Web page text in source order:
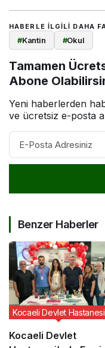
HABERLE ILGILI DAHA
#Kantin #Okul
Tamamen
Abone
Yeni haberlerden
ve ücretsiz e-posta
Benzer Haberler
Kocaeli Devlet
Kocaeli Devlet Hastanesi